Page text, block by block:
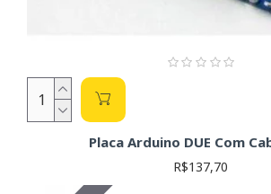
Placa Arduino DUE Com
R$137,70